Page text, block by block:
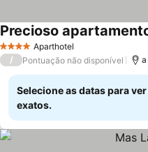
4 EstrelasAparthotel
Ver preços
/ Pontuação não disponível
Selecione as datas para
exatos.